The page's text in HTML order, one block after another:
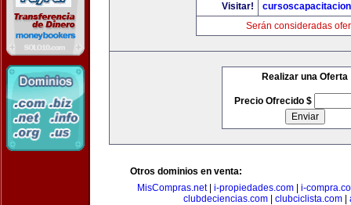
Visitar!
Serán consideradas
Realizar una Oferta
Precio Ofrecido $
Otros dominios en venta:
MisCompras.net| i-propiedades.com| i-
clubdeciencias.com
clubciclista.com